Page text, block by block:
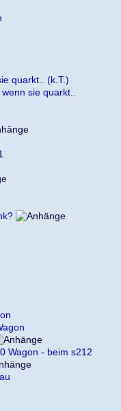
quarkt.. (k.T.)
sie quarkt..
Wagon - beim s212